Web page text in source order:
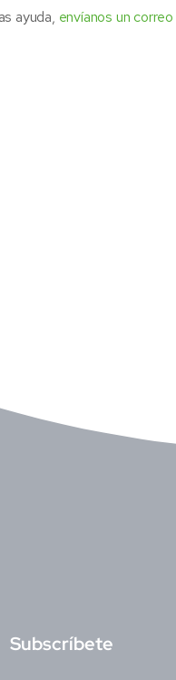
ayuda, envíanos un correo
Subscríbete